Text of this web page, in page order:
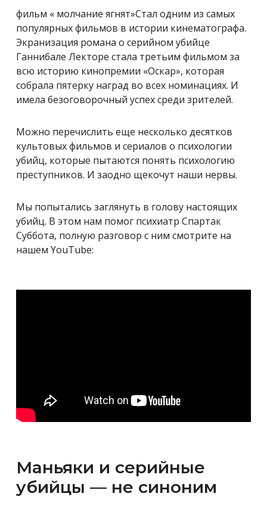
фильм « молчание ягнят»Стал одним из самых
популярных фильмов в истории кинематографа.
Экранизация романа о серийном убийце
Ганнибале Лекторе стала третьим фильмом за
всю историю кинопремии «Оскар», которая
собрала пятерку наград во всех номинациях. И
имела безоговорочный успех среди зрителей.
Можно перечислить еще несколько десятков
культовых фильмов и сериалов о психологии
убийц, которые пытаются понять психологию
преступников. И заодно щекочут наши нервы.
Мы попытались заглянуть в голову настоящих
убийц. В этом нам помог психиатр Спартак
Суббота, полную разговор с ним смотрите на
нашем YouTube:
Маньяки и серийные
убийцы — не синоним